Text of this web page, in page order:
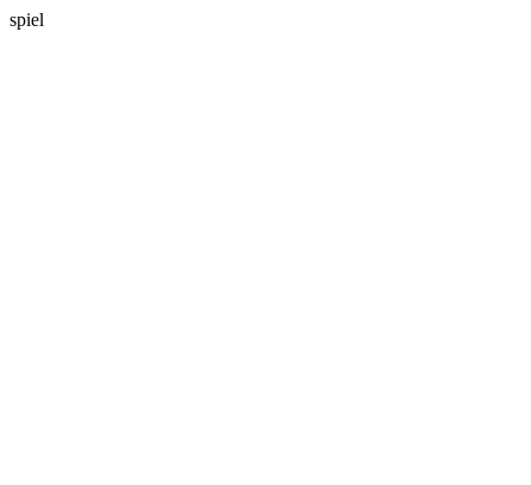
spiel